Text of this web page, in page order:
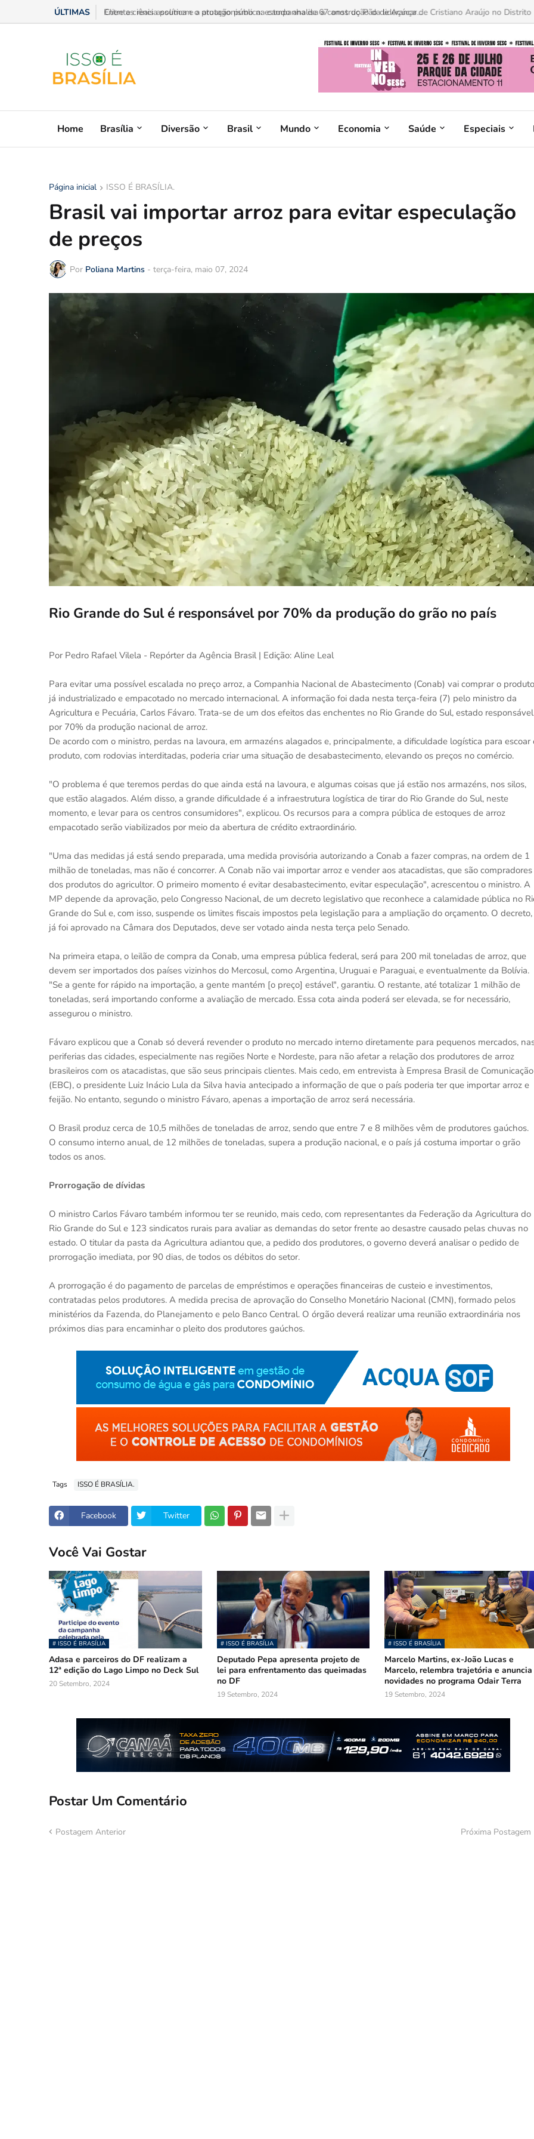
ÚLTIMAS Entre a ciência política e a atuação pública: estudo analisa a construção da liderança de Cristiano Araújo no Distrito
Home Brasília Diversão Brasil Mundo Economia Saúde Especiais
Página inicial ISSO É BRASÍLIA.
Brasil vai importar arroz para evitar especulação
de preços
Por Poliana Martins - terça-feira, maio 07, 2024
Rio Grande do Sul é responsável por 70% da produção do grão no país
Por Pedro Rafael Vilela - Repórter da Agência Brasil | Edição: Aline Leal
Para evitar uma possível escalada no preço arroz, a Companhia Nacional de Abastecimento (Conab) vai comprar o produto
já industrializado e empacotado no mercado internacional. A informação foi dada nesta terça-feira (7) pelo ministro da
Agricultura e Pecuária, Carlos Fávaro. Trata-se de um dos efeitos das enchentes no Rio Grande do Sul, estado responsável
por 70% da produção nacional de arroz.
De acordo com o ministro, perdas na lavoura, em armazéns alagados e, principalmente, a dificuldade logística para escoar
produto, com rodovias interditadas, poderia criar uma situação de desabastecimento, elevando os preços no comércio.
"O problema é que teremos perdas do que ainda está na lavoura, e algumas coisas que já estão nos armazéns, nos silos,
que estão alagados. Além disso, a grande dificuldade é a infraestrutura logística de tirar do Rio Grande do Sul, neste
momento, e levar para os centros consumidores", explicou. Os recursos para a compra pública de estoques de arroz
empacotado serão viabilizados por meio da abertura de crédito extraordinário.
"Uma das medidas já está sendo preparada, uma medida provisória autorizando a Conab a fazer compras, na ordem de 1
milhão de toneladas, mas não é concorrer. A Conab não vai importar arroz e vender aos atacadistas, que são compradores
dos produtos do agricultor. O primeiro momento é evitar desabastecimento, evitar especulação", acrescentou o ministro. A
MP depende da aprovação, pelo Congresso Nacional, de um decreto legislativo que reconhece a calamidade pública no
Grande do Sul e, com isso, suspende os limites fiscais impostos pela legislação para a ampliação do orçamento. O decreto,
já foi aprovado na Câmara dos Deputados, deve ser votado ainda nesta terça pelo Senado.
Na primeira etapa, o leilão de compra da Conab, uma empresa pública federal, será para 200 mil toneladas de arroz, que
devem ser importados dos países vizinhos do Mercosul, como Argentina, Uruguai e Paraguai, e eventualmente da Bolívia.
"Se a gente for rápido na importação, a gente mantém [o preço] estável", garantiu. O restante, até totalizar 1 milhão de
toneladas, será importando conforme a avaliação de mercado. Essa cota ainda poderá ser elevada, se for necessário,
assegurou o ministro.
Fávaro explicou que a Conab só deverá revender o produto no mercado interno diretamente para pequenos mercados,
periferias das cidades, especialmente nas regiões Norte e Nordeste, para não afetar a relação dos produtores de arroz
brasileiros com os atacadistas, que são seus principais clientes. Mais cedo, em entrevista à Empresa Brasil de Comunicação
(EBC), o presidente Luiz Inácio Lula da Silva havia antecipado a informação de que o país poderia ter que importar arroz e
feijão. No entanto, segundo o ministro Fávaro, apenas a importação de arroz será necessária.
O Brasil produz cerca de 10,5 milhões de toneladas de arroz, sendo que entre 7 e 8 milhões vêm de produtores gaúchos.
O consumo interno anual, de 12 milhões de toneladas, supera a produção nacional, e o país já costuma importar o grão
todos os anos.
Prorrogação de dívidas
O ministro Carlos Fávaro também informou ter se reunido, mais cedo, com representantes da Federação da Agricultura do
Rio Grande do Sul e 123 sindicatos rurais para avaliar as demandas do setor frente ao desastre causado pelas chuvas no
estado. O titular da pasta da Agricultura adiantou que, a pedido dos produtores, o governo deverá analisar o pedido de
prorrogação imediata, por 90 dias, de todos os débitos do setor.
A prorrogação é do pagamento de parcelas de empréstimos e operações financeiras de custeio e investimentos,
contratadas pelos produtores. A medida precisa de aprovação do Conselho Monetário Nacional (CMN), formado pelos
ministérios da Fazenda, do Planejamento e pelo Banco Central. O órgão deverá realizar uma reunião extraordinária nos
próximos dias para encaminhar o pleito dos produtores gaúchos.
Tags ISSO É BRASÍLIA.
Facebook Twitter
Você Vai Gostar
# ISSO É BRASÍLIA
Adasa e parceiros do DF realizam a
12ª edição do Lago Limpo no Deck Sul
20 Setembro, 2024
# ISSO É BRASÍLIA
Deputado Pepa apresenta projeto de
lei para enfrentamento das queimadas
no DF
19 Setembro, 2024
# ISSO É BRASÍLIA
Marcelo Martins, ex-João Lucas e
Marcelo, relembra trajetória e anuncia
novidades no programa Odair Terra
19 Setembro, 2024
Postar Um Comentário
Postagem Anterior Próxima Postagem